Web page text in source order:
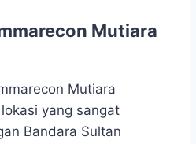
Mutiara
Mutiara
yang sangat
Bandara Sultan